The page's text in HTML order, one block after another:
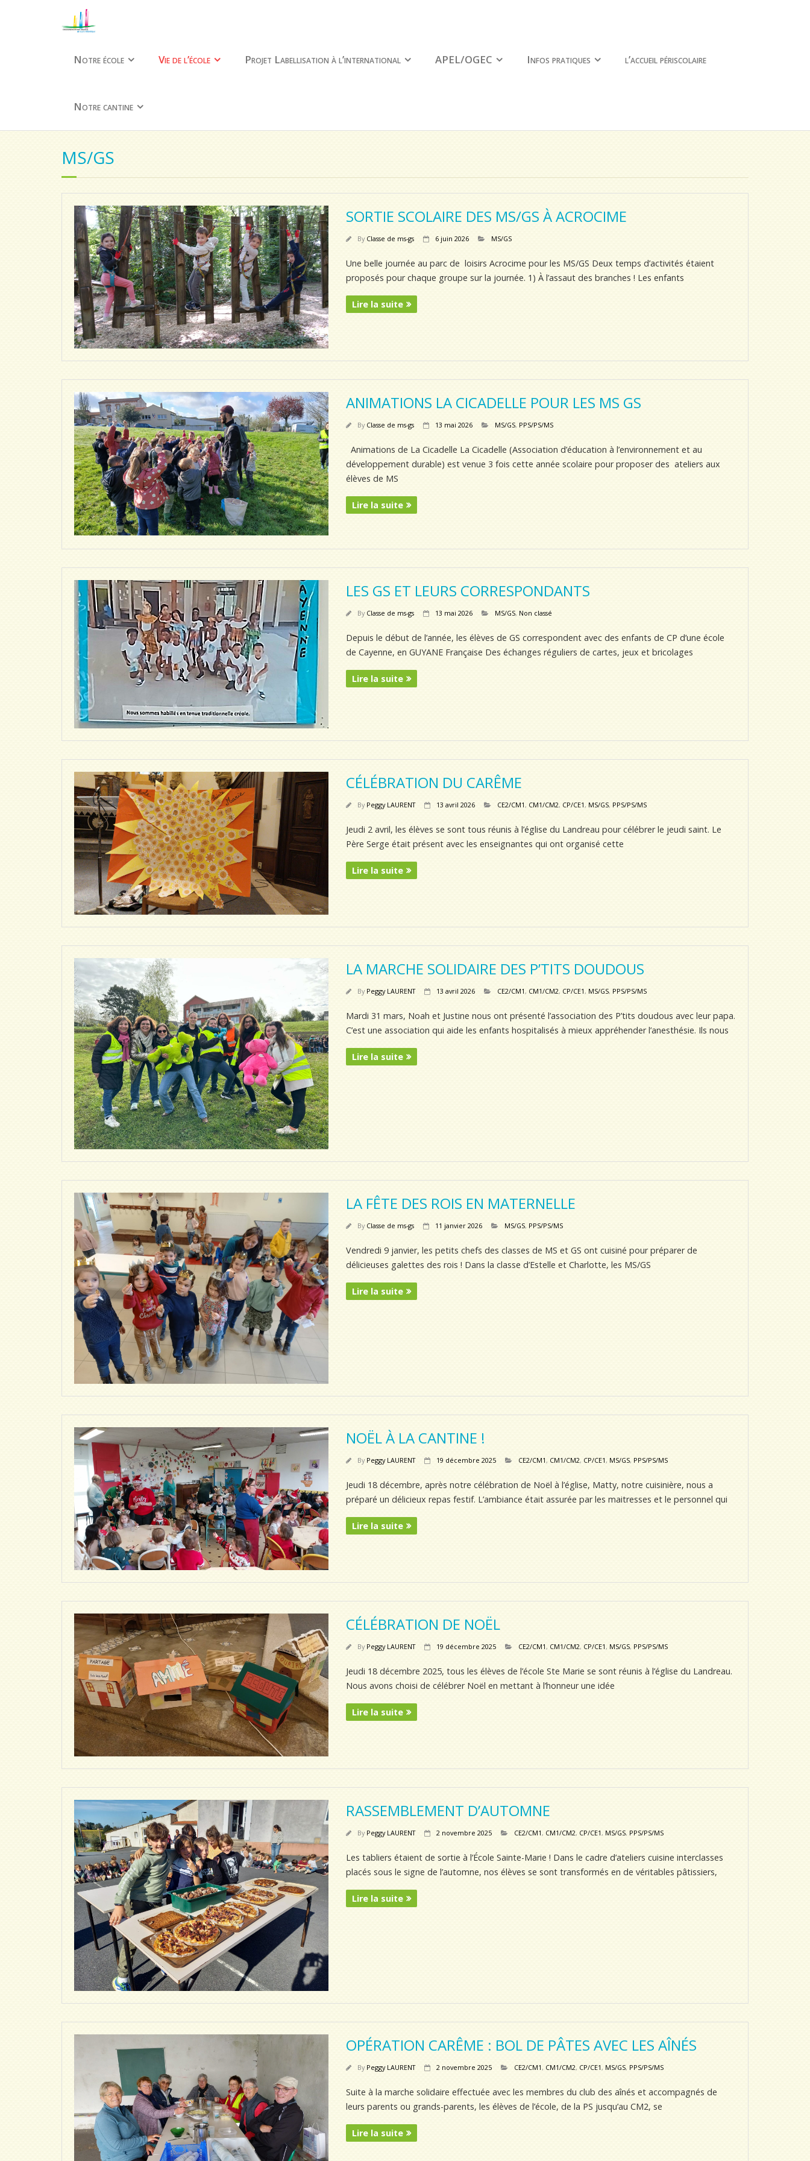
Notre école Vie de l’école Projet Labellisation à l’international APEL/OGEC Infos pratiques l’accueil périscolaire
Notre cantine
MS/GS
SORTIE SCOLAIRE DES MS/GS À ACROCIME
By Classe de ms-gs 6 juin 2026 MS/GS
Une belle journée au parc de loisirs Acrocime pour les MS/GS Deux temps d’activités étaient
proposés pour chaque groupe sur la journée. 1) À l’assaut des branches ! Les enfants
Lire la suite
ANIMATIONS LA CICADELLE POUR LES MS GS
By Classe de ms-gs 13 mai 2026 MS/GS, PPS/PS/MS
Animations de La Cicadelle La Cicadelle (Association d’éducation à l’environnement et au
développement durable) est venue 3 fois cette année scolaire pour proposer des ateliers aux
élèves de MS
Lire la suite
LES GS ET LEURS CORRESPONDANTS
By Classe de ms-gs 13 mai 2026 MS/GS, Non classé
Depuis le début de l’année, les élèves de GS correspondent avec des enfants de CP d’une école
de Cayenne, en GUYANE Française Des échanges réguliers de cartes, jeux et bricolages
Lire la suite
CÉLÉBRATION DU CARÊME
By Peggy LAURENT 13 avril 2026 CE2/CM1, CM1/CM2, CP/CE1, MS/GS, PPS/PS/MS
Jeudi 2 avril, les élèves se sont tous réunis à l’église du Landreau pour célébrer le jeudi saint. Le
Père Serge était présent avec les enseignantes qui ont organisé cette
Lire la suite
LA MARCHE SOLIDAIRE DES P’TITS DOUDOUS
By Peggy LAURENT 13 avril 2026 CE2/CM1, CM1/CM2, CP/CE1, MS/GS, PPS/PS/MS
Mardi 31 mars, Noah et Justine nous ont présenté l’association des P’tits doudous avec leur papa.
C’est une association qui aide les enfants hospitalisés à mieux appréhender l’anesthésie. Ils nous
Lire la suite
LA FÊTE DES ROIS EN MATERNELLE
By Classe de ms-gs 11 janvier 2026 MS/GS, PPS/PS/MS
Vendredi 9 janvier, les petits chefs des classes de MS et GS ont cuisiné pour préparer de
délicieuses galettes des rois ! Dans la classe d’Estelle et Charlotte, les MS/GS
Lire la suite
NOËL À LA CANTINE !
By Peggy LAURENT 19 décembre 2025 CE2/CM1 , CM1/CM2, CP/CE1 , MS/GS, PPS/PS/MS
Jeudi 18 décembre, après notre célébration de Noël à l’église, Matty, notre cuisinière, nous a
préparé un délicieux repas festif. L’ambiance était assurée par les maitresses et le personnel qui
Lire la suite
CÉLÉBRATION DE NOËL
By Peggy LAURENT 19 décembre 2025 CE2/CM1 , CM1/CM2, CP/CE1 , MS/GS, PPS/PS/MS
Jeudi 18 décembre 2025, tous les élèves de l’école Ste Marie se sont réunis à l’église du Landreau.
Nous avons choisi de célébrer Noël en mettant à l’honneur une idée
Lire la suite
RASSEMBLEMENT D’AUTOMNE
By Peggy LAURENT 2 novembre 2025 CE2/CM1, CM1/CM2, CP/CE1, MS/GS, PPS/PS/MS
Les tabliers étaient de sortie à l’École Sainte-Marie ! Dans le cadre d’ateliers cuisine interclasses
placés sous le signe de l’automne, nos élèves se sont transformés en de véritables pâtissiers,
Lire la suite
OPÉRATION CARÊME : BOL DE PÂTES AVEC LES AÎNÉS
By Peggy LAURENT 2 novembre 2025 CE2/CM1 , CM1/CM2, CP/CE1 , MS/GS, PPS/PS/MS
Suite à la marche solidaire effectuée avec les membres du club des aînés et accompagnés de
leurs parents ou grands-parents, les élèves de l’école, de la PS jusqu’au CM2, se
Lire la suite